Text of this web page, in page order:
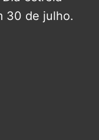
30 de julho.